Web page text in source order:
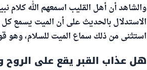
والشاهد أن أهل القليب اسمعهم الله كلام
الاستدلال بالحديث على أن الميت يسمع
استثنى من ذلك سماع الميت للسلام، وهو
هل عذاب القبر يقع على الروح